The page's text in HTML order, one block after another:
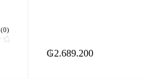
(0)
₲2.689.200